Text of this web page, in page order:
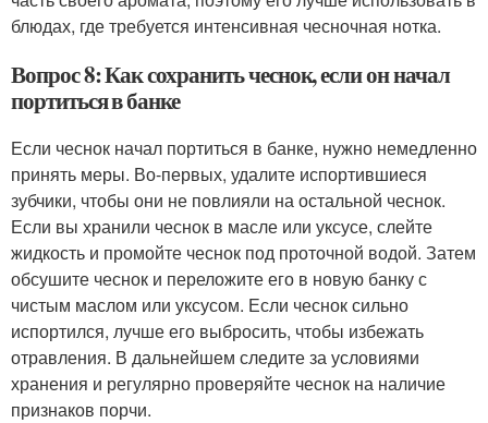
блюдах, где требуется интенсивная чесночная нотка.
Вопрос 8: Как сохранить чеснок, если он начал
портиться в банке
Если чеснок начал портиться в банке, нужно немедленно
принять меры. Во-первых, удалите испортившиеся
зубчики, чтобы они не повлияли на остальной чеснок.
Если вы хранили чеснок в масле или уксусе, слейте
жидкость и промойте чеснок под проточной водой. Затем
обсушите чеснок и переложите его в новую банку с
чистым маслом или уксусом. Если чеснок сильно
испортился, лучше его выбросить, чтобы избежать
отравления. В дальнейшем следите за условиями
хранения и регулярно проверяйте чеснок на наличие
признаков порчи.